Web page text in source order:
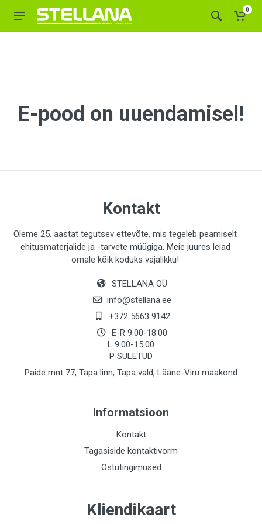
0
E-pood on uuendamisel!
Kontakt
Oleme 25. aastat tegutsev ettevõte, mis tegeleb peamiselt
ehitusmaterjalide ja -tarvete müügiga. Meie juures leiad
omale kõik koduks vajalikku!
STELLANA OÜ
info@stellana.ee
+372 5663 9142
E-R 9.00-18.00
L 9.00-15.00
P SULETUD
Paide mnt 77, Tapa linn, Tapa vald, Lääne-Viru maakond
Informatsioon
Kontakt
Tagasiside kontaktivorm
Ostutingimused
Kliendikaart